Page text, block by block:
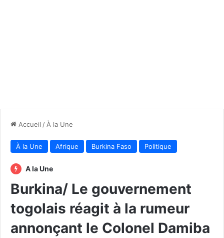
Accueil / À la Une
À la Une Afrique Burkina Faso Politique
A la Une
Burkina/ Le gouvernement
togolais réagit à la rumeur
annonçant le Colonel Damiba